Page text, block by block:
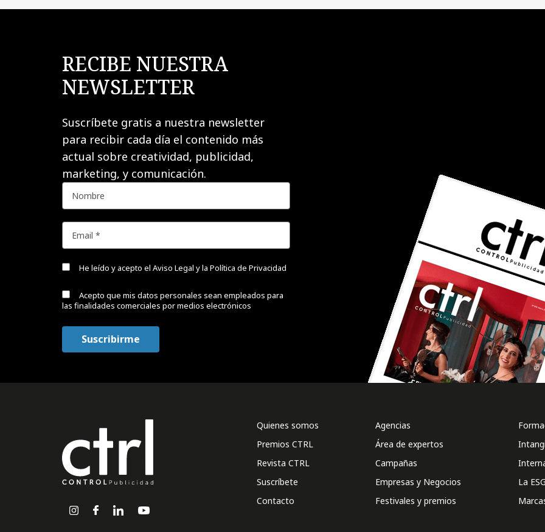
RECIBE NUESTRA
NEWSLETTER
Suscríbete gratis a nuestra newsletter
para recibir cada día el contenido más
actual sobre creatividad, publicidad,
marketing, y comunicación.
He leído y acepto el Aviso Legal y la Política de Privacidad
Acepto que mis datos personales sean empleados para
las finalidades comerciales por medios electrónicos
Quienes somos
Premios CTRL
Revista CTRL
Suscríbete
Contacto
Agencias
Área de expertos
Campañas
Empresas y Negocios
Festivales y premios
La